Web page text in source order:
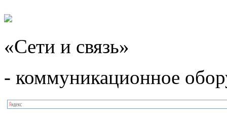
«Сети и связь»
- коммуникационное